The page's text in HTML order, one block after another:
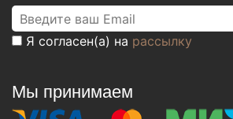
Я согласен(а) на рассылку
Мы принимаем